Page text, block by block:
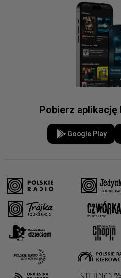
Pobierz aplikację
Google Play